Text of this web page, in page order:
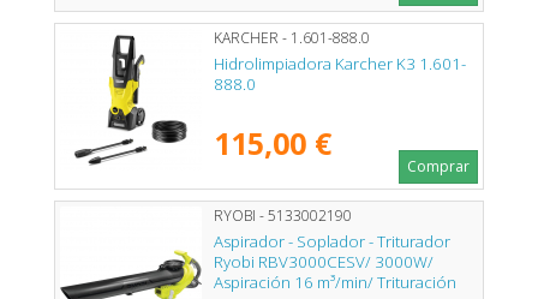
KARCHER - 1.601-888.0
Hidrolimpiadora Karcher K3 1.601-
888.0
115,00 €
Comprar
RYOBI - 5133002190
Aspirador - Soplador - Triturador
Ryobi RBV3000CESV/ 3000W/
Aspiración 16 m³/min/ Trituración